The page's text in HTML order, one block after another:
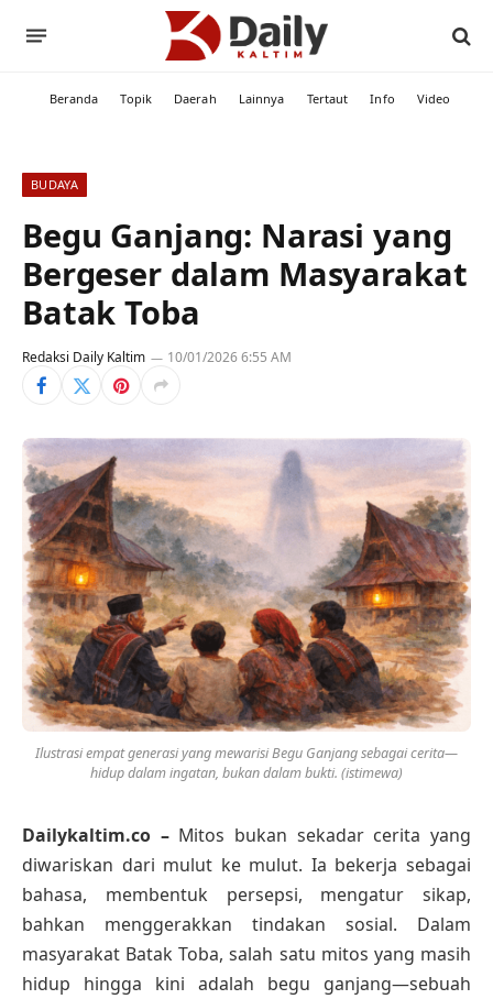
Beranda Topik Daerah Lainnya Tertaut Info Video
BUDAYA
Begu Ganjang: Narasi yang
Bergeser dalam Masyarakat
Batak Toba
Redaksi Daily Kaltim 10/01/2026 6:55 AM
Ilustrasi empat generasi yang mewarisi Begu Ganjang sebagai cerita—
hidup dalam ingatan, bukan dalam bukti. (istimewa)
Dailykaltim.co – Mitos bukan sekadar cerita yang
diwariskan dari mulut ke mulut. Ia bekerja sebagai
bahasa, membentuk persepsi, mengatur sikap,
bahkan menggerakkan tindakan sosial. Dalam
masyarakat Batak Toba, salah satu mitos yang masih
hidup hingga kini adalah begu ganjang—sebuah